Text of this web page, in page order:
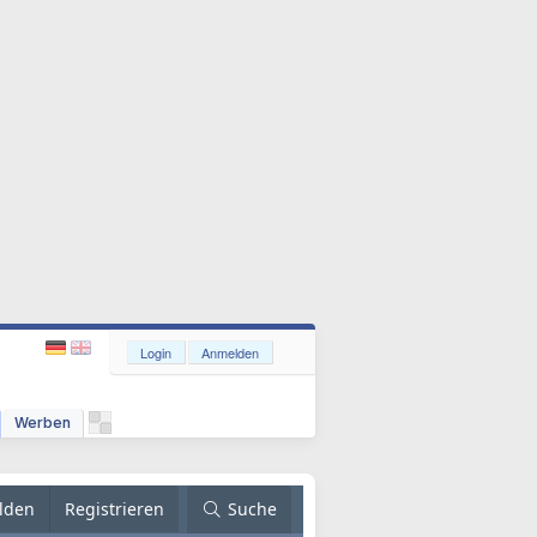
Werben
Login Anmelden
Registrieren Suche